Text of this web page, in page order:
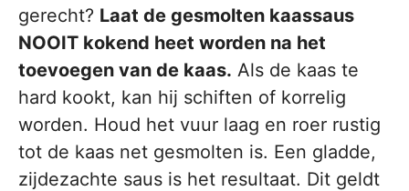
gerecht? Laat de gesmolten kaassaus
NOOIT kokend heet worden na het
toevoegen van de kaas. Als de kaas te
hard kookt, kan hij schiften of korrelig
worden. Houd het vuur laag en roer rustig
tot de kaas net gesmolten is. Een gladde,
zijdezachte saus is het resultaat. Dit geldt